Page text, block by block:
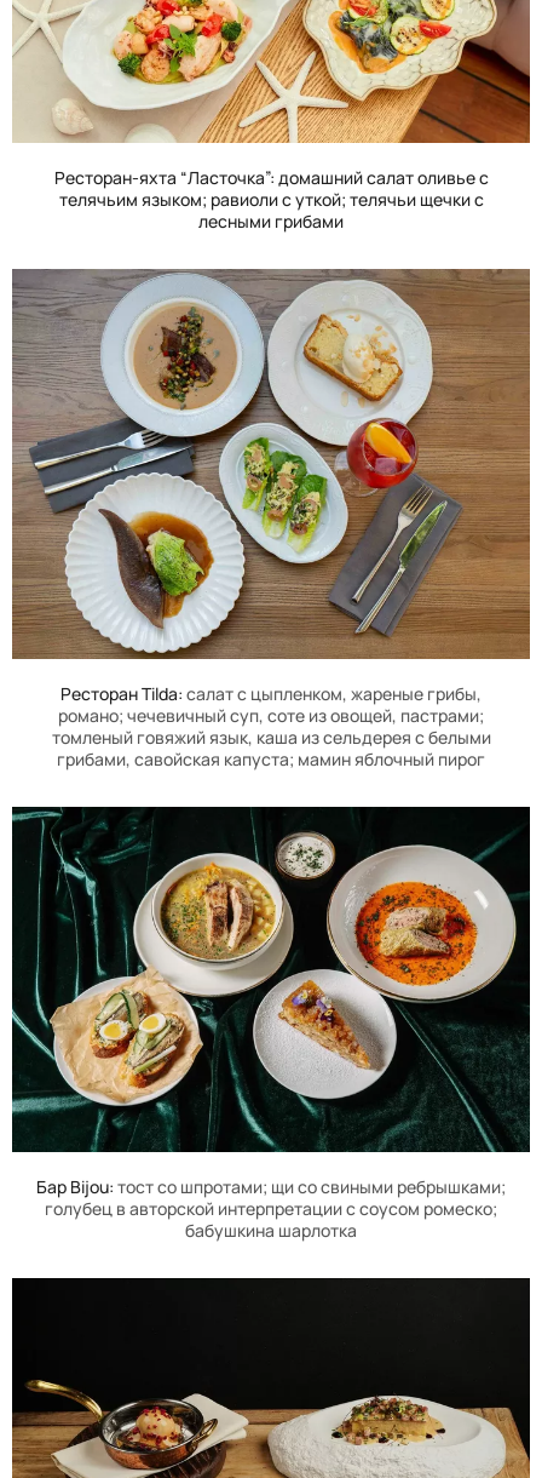
Ресторан-яхта “Ласточка”: домашний салат оливье с
телячьим языком; равиоли с уткой; телячьи щечки с
лесными грибами
РесторанTilda: салат с цыпленком, жареные грибы,
романо; чечевичный суп, соте из овощей, пастрами;
томленый говяжий язык, каша из сельдерея с белыми
грибами, савойская капуста; мамин яблочный пирог
Бар Bijou: тост со шпротами; щи со свиными ребрышками;
голубец в авторской интерпретации с соусом ромеско;
бабушкина шарлотка